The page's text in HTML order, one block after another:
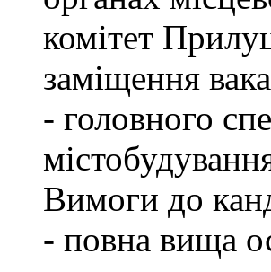
комітет
заміщення
- головного
Вимоги до
- повна вища